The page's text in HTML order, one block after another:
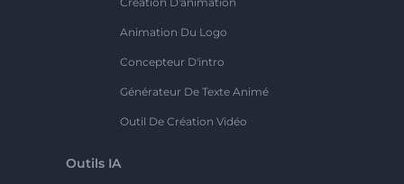
Animation Du Logo
Concepteur D'intro
Générateur De Texte Animé
Outil De Création Vidéo
Outils IA